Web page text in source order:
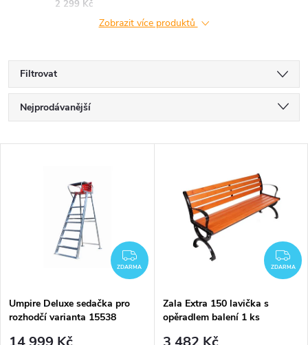
2 299 Kč
Zobrazit více produktů
Filtrovat
Ř
a
p
Nejprodávanější
s
p
ZDARMA
ZDARMA
Umpire Deluxe sedačka pro
rozhodčí varianta 15538
ZDARMA
Zala Extra 150 lavička s
opěradlem balení 1 ks